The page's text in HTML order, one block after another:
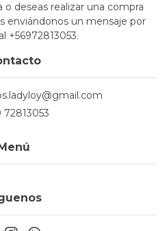
deseas realizar una compra
enviándonos un mensaje por
+56972813053.
72813053
Menú